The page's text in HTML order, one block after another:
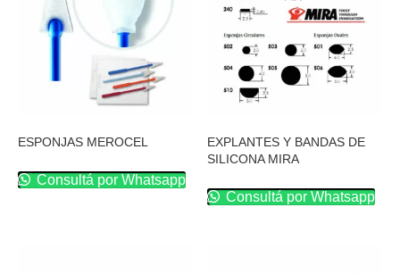
ESPONJAS MEROCEL
Consultá por Whatsapp
EXPLANTES Y BANDAS DE
SILICONA MIRA
Consultá por Whatsapp